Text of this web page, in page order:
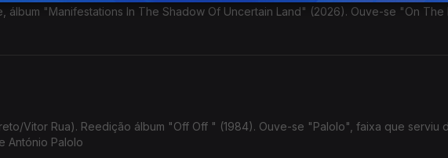
álbum "Manifestations In The Shadow Of Uncertain Land" (2026). Ouve-se "On The
Vitor Rua). Reedição álbum "Off Off " (1984). Ouve-se "Palolo", faixa que serviu
António Palolo